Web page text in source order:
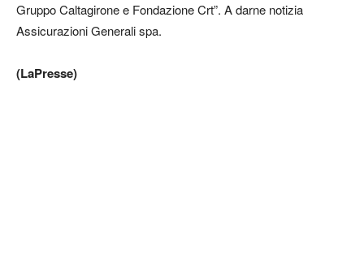
Gruppo Caltagirone e Fondazione Crt”. A darne notizia
Assicurazioni Generali spa.
(LaPresse)